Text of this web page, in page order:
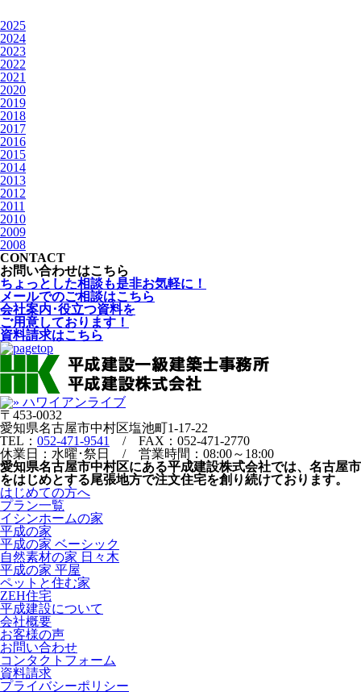
2025
2024
2023
2022
2021
2020
2019
2018
2017
2016
2015
2014
2013
2012
2011
2010
2009
2008
CONTACT
お問い合わせはこちら
ちょっとした相談も是非お気軽に！
メールでのご相談はこちら
会社案内･役立つ資料を
ご用意しております！
資料請求はこちら
〒453-0032
愛知県名古屋市中村区塩池町1-17-22
TEL： 052-471-9541
/ FAX：052-471-2770
休業日：水曜･祭日 / 営業時間：08:00～18:00
愛知県名古屋市中村区にある平成建設株式会社では、名古屋市
をはじめとする尾張地方で注文住宅を創り続けております。
はじめての方へ
プラン一覧
イシンホームの家
平成の家
平成の家 ベーシック
自然素材の家 日々木
平成の家 平屋
ペットと住む家
ZEH住宅
平成建設について
会社概要
お客様の声
お問い合わせ
コンタクトフォーム
資料請求
プライバシーポリシー